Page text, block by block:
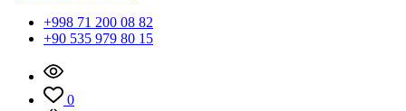
+998 71 200 08 82
+90 535 979 80 15
0